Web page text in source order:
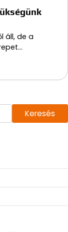
áll, de a
Keresés